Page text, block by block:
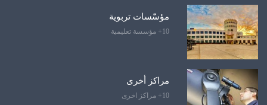
مؤسّسات تربوية
10+ مؤسسة تعليمية
مراكز أخرى
10+ مراكز اخرى